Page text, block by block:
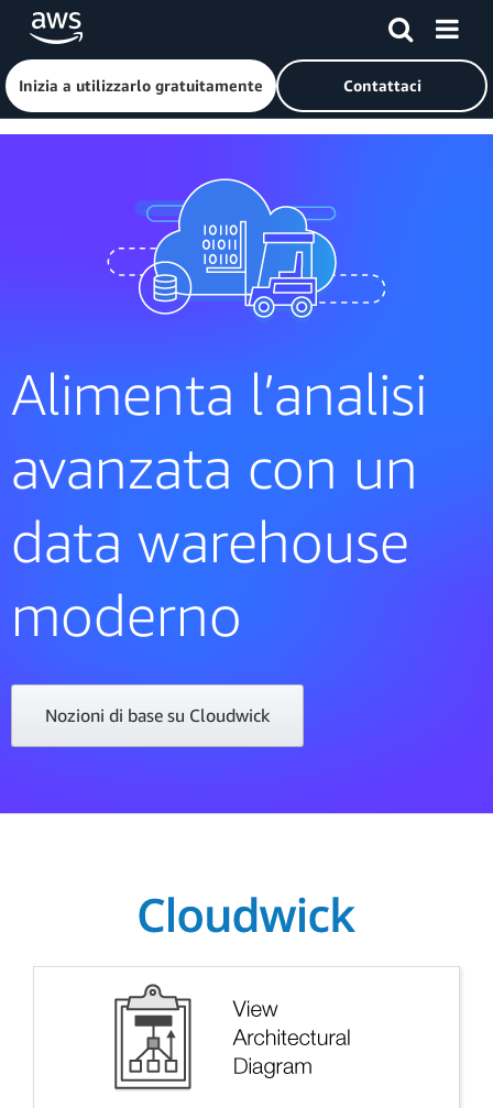
Passa al contenuto principale
Fai clic qui per tornare alla home page di Amazon Web
Inizia a utilizzarlo gratuitamente Contattaci
Alimenta l’analisi
avanzata con un
data warehouse
moderno
Nozioni di base su Cloudwick